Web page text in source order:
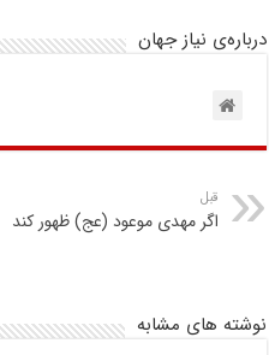
درباره‌ی نیاز جهان
قبل
اگر مهدی موعود (عج) ظهور کند
نوشته های مشابه